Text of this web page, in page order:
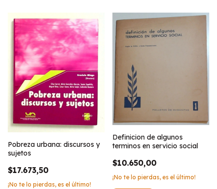
Pobreza urbana: discursos y
sujetos
$17.673,50
¡No te lo pierdas, es el último!
Definicion de algunos
terminos en servicio social
$10.650,00
¡No te lo pierdas, es el último!